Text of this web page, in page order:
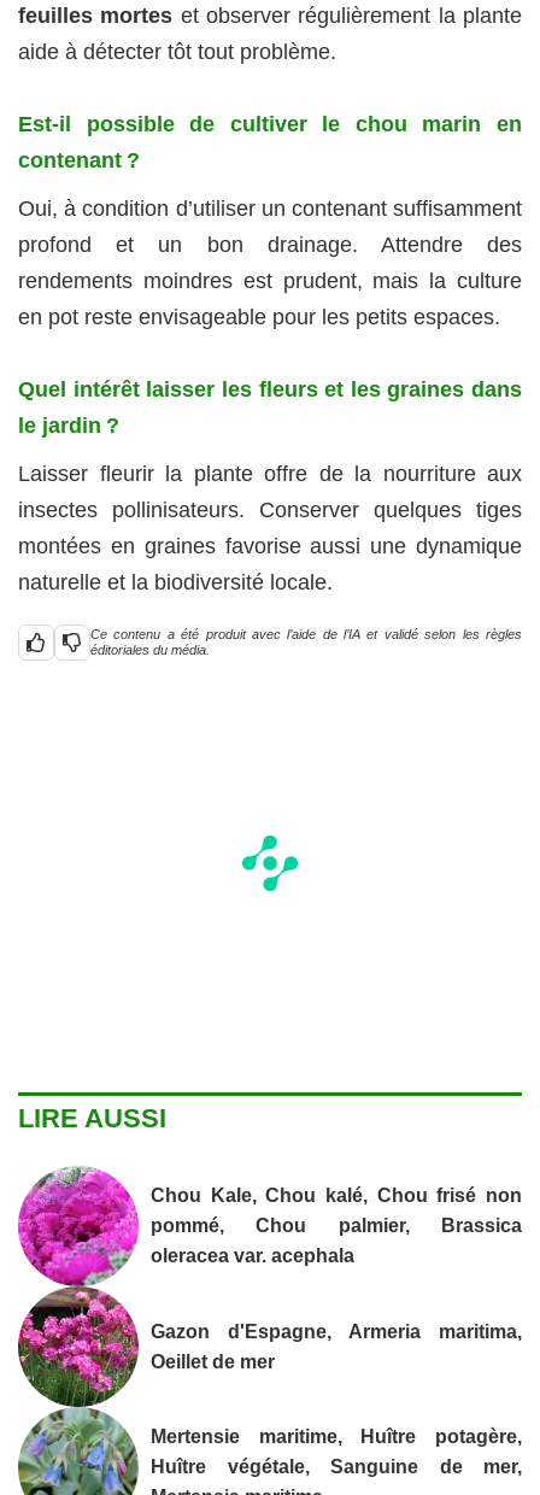
feuilles mortes et observer régulièrement la plante
aide à détecter tôt tout problème.
Est-il possible de cultiver le chou marin en
contenant ?
Oui, à condition d’utiliser un contenant suffisamment
profond et un bon drainage. Attendre des
rendements moindres est prudent, mais la culture
en pot reste envisageable pour les petits espaces.
Quel intérêt laisser les fleurs et les graines dans
le jardin ?
Laisser fleurir la plante offre de la nourriture aux
insectes pollinisateurs. Conserver quelques tiges
montées en graines favorise aussi une dynamique
naturelle et la biodiversité locale.
Ce contenu a été produit avec l’aide de l’IA et validé selon les règles
éditoriales du média.
LIRE AUSSI
Chou Kale, Chou kalé, Chou frisé non
pommé, Chou palmier, Brassica
oleracea var. acephala
Gazon d'Espagne, Armeria maritima,
Oeillet de mer
Mertensie maritime, Huître potagère,
Huître végétale, Sanguine de mer,